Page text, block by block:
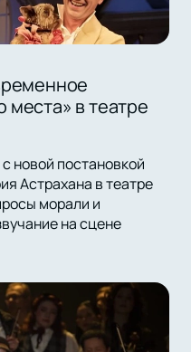
места» в театре
новой постановкой
Астрахана в театре
морали и
на сцене